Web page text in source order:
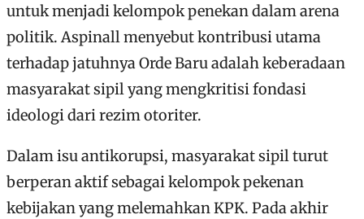
untuk menjadi kelompok penekan dalam arena
politik. Aspinall menyebut kontribusi utama
terhadap jatuhnya Orde Baru adalah keberadaan
masyarakat sipil yang mengkritisi fondasi
ideologi dari rezim otoriter.
Dalam isu antikorupsi, masyarakat sipil turut
berperan aktif sebagai kelompok pekenan
kebijakan yang melemahkan KPK. Pada akhir